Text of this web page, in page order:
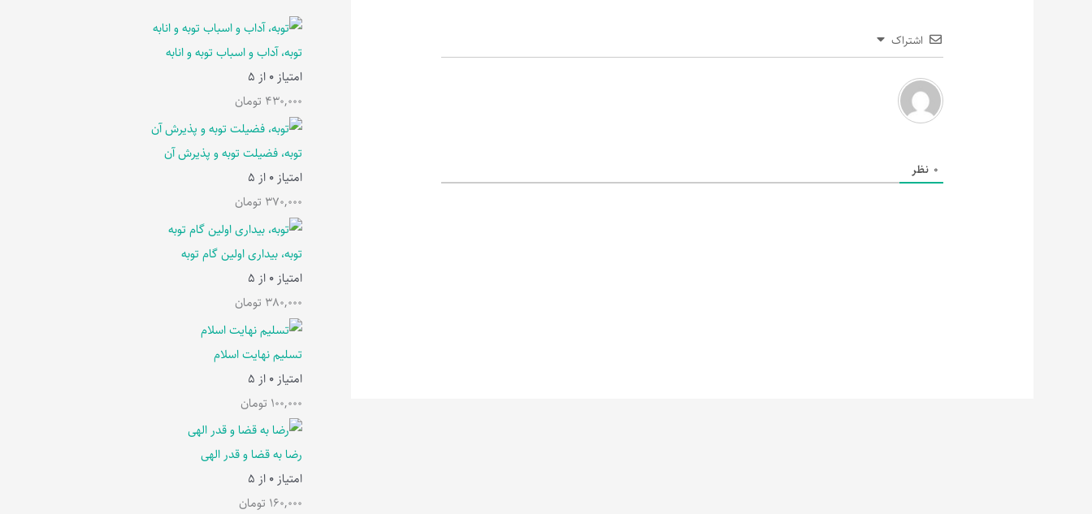
اشتراک
0 نظر
توبه، آداب و اسباب توبه و انابه
امتیاز 0 از 5
430,000 تومان
توبه، فضیلت توبه و پذیرش آن
امتیاز 0 از 5
370,000 تومان
توبه، بیداری اولین گام توبه
امتیاز 0 از 5
380,000 تومان
تسلیم نهایت اسلام
امتیاز 0 از 5
100,000 تومان
رضا به قضا و قدر الهی
امتیاز 0 از 5
160,000 تومان